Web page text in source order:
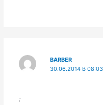
BARBER
30.06.2014 В 08:03
: